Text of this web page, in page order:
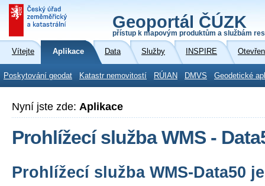
Geoportál ČÚZK
přístup k mapovým produktům a službám
Vítejte Aplikace Data Služby INSPIRE
Poskytování geodat Katastr nemovitostí RÚIAN DMVS Geodetické
Nyní jste zde: Aplikace
Prohlížecí služba WMS -
Prohlížecí služba WMS-Data50